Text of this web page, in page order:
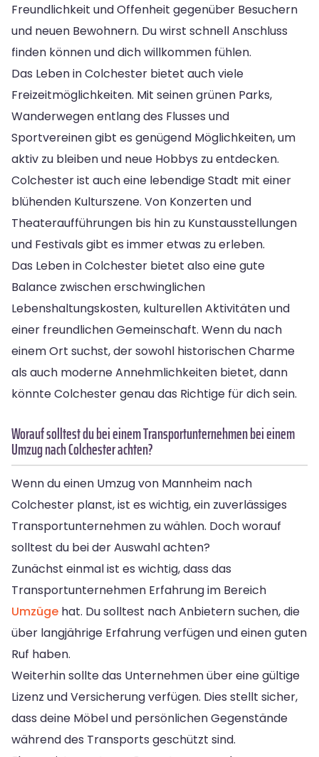
Freundlichkeit und Offenheit gegenüber Besuchern
und neuen Bewohnern. Du wirst schnell Anschluss
finden können und dich willkommen fühlen.
Das Leben in Colchester bietet auch viele
Freizeitmöglichkeiten. Mit seinen grünen Parks,
Wanderwegen entlang des Flusses und
Sportvereinen gibt es genügend Möglichkeiten, um
aktiv zu bleiben und neue Hobbys zu entdecken.
Colchester ist auch eine lebendige Stadt mit einer
blühenden Kulturszene. Von Konzerten und
Theateraufführungen bis hin zu Kunstausstellungen
und Festivals gibt es immer etwas zu erleben.
Das Leben in Colchester bietet also eine gute
Balance zwischen erschwinglichen
Lebenshaltungskosten, kulturellen Aktivitäten und
einer freundlichen Gemeinschaft. Wenn du nach
einem Ort suchst, der sowohl historischen Charme
als auch moderne Annehmlichkeiten bietet, dann
könnte Colchester genau das Richtige für dich sein.
Worauf solltest du bei einem Transportunternehmen bei einem
Umzug nach Colchester achten?
Wenn du einen Umzug von Mannheim nach
Colchester planst, ist es wichtig, ein zuverlässiges
Transportunternehmen zu wählen. Doch worauf
solltest du bei der Auswahl achten?
Zunächst einmal ist es wichtig, dass das
Transportunternehmen Erfahrung im Bereich
Umzüge hat. Du solltest nach Anbietern suchen, die
über langjährige Erfahrung verfügen und einen guten
Ruf haben.
Weiterhin sollte das Unternehmen über eine gültige
Lizenz und Versicherung verfügen. Dies stellt sicher,
dass deine Möbel und persönlichen Gegenstände
während des Transports geschützt sind.